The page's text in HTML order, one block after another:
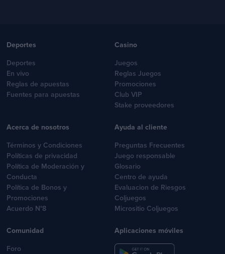
Deportes
Deportes
En vivo
Reglas de apuestas
Fuentes para apuestas
Casino
Juegos
Reglas Juegos
Promociones
Club VIP
Stake proveedores
Acerca de nosotros
Términos y Condiciones
Políticas de privacidad
Política de Moderación y
Conducta
Política de Bonos y
Promociones
Acuerdo N°8
Ayuda al cliente
Preguntas Frecuentes
Juego responsable
Glosario
Centro de ayuda
Evaluacion de Riesgos
Coljuegos
Micrositio Coljuegos
Comunidad
Foro
Aplicaciones móviles